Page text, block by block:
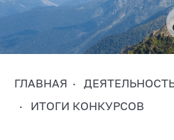
ГЛАВНАЯ
ИТОГИ КОНКУРСОВ